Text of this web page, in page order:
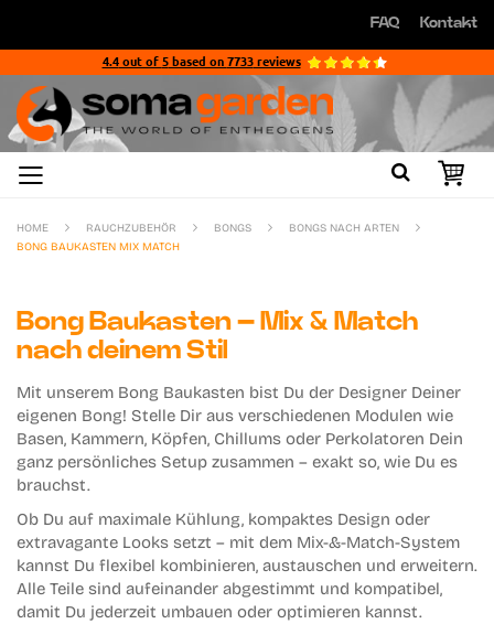
Inhalt
FAQ Kontakt
zum
Inhalt
4.4out of 5based on 7733reviews
HOME RAUCHZUBEHÖR BONGS
BONGS NACH ARTEN
BONG BAUKASTEN MIX MATCH
Bong Baukasten – Mix & Match
nach deinem Stil
Mit unserem Bong Baukasten bist Du der Designer Deiner
eigenen Bong! Stelle Dir aus verschiedenen Modulen wie
Basen, Kammern, Köpfen, Chillums oder Perkolatoren Dein
ganz persönliches Setup zusammen – exakt so, wie Du es
brauchst.
Ob Du auf maximale Kühlung, kompaktes Design oder
extravagante Looks setzt – mit dem Mix-&-Match-System
kannst Du flexibel kombinieren, austauschen und erweitern.
Alle Teile sind aufeinander abgestimmt und kompatibel,
damit Du jederzeit umbauen oder optimieren kannst.